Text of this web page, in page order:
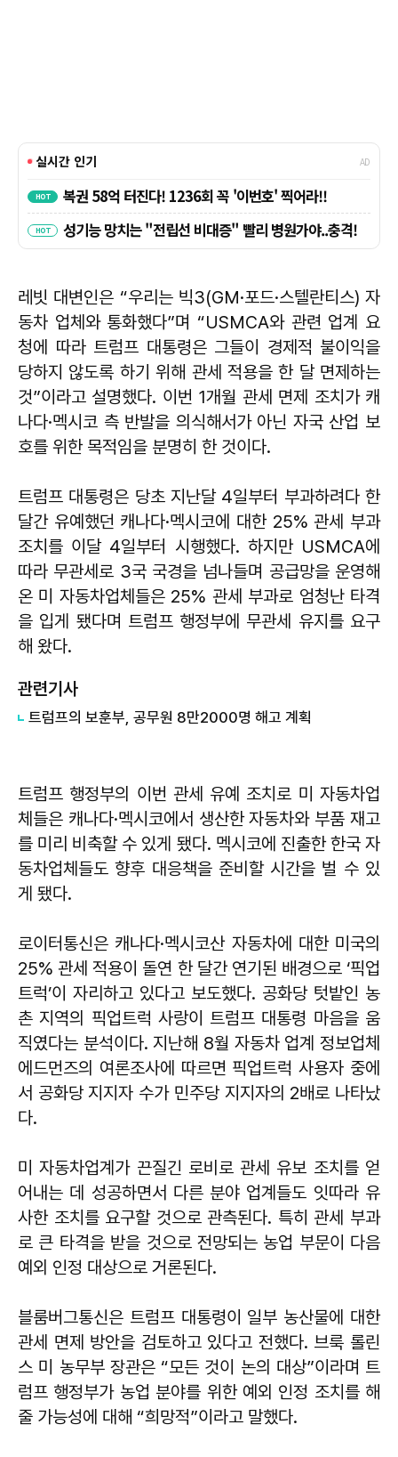
레빗 대변인은 “우리는 빅3(GM·포드·스텔란티스) 자
동차 업체와 통화했다”며 “USMCA와 관련 업계 요
청에 따라 트럼프 대통령은 그들이 경제적 불이익을
당하지 않도록 하기 위해 관세 적용을 한 달 면제하는
것”이라고 설명했다. 이번 1개월 관세 면제 조치가 캐
나다·멕시코 측 반발을 의식해서가 아닌 자국 산업 보
호를 위한 목적임을 분명히 한 것이다.
트럼프 대통령은 당초 지난달 4일부터 부과하려다 한
달간 유예했던 캐나다·멕시코에 대한 25% 관세 부과
조치를 이달 4일부터 시행했다. 하지만 USMCA에
따라 무관세로 3국 국경을 넘나들며 공급망을 운영해
온 미 자동차업체들은 25% 관세 부과로 엄청난 타격
을 입게 됐다며 트럼프 행정부에 무관세 유지를 요구
해 왔다.
관련기사
트럼프의 보훈부, 공무원 8만2000명 해고 계획
트럼프 행정부의 이번 관세 유예 조치로 미 자동차업
체들은 캐나다·멕시코에서 생산한 자동차와 부품 재고
를 미리 비축할 수 있게 됐다. 멕시코에 진출한 한국 자
동차업체들도 향후 대응책을 준비할 시간을 벌 수 있
게 됐다.
로이터통신은 캐나다·멕시코산 자동차에 대한 미국의
25% 관세 적용이 돌연 한 달간 연기된 배경으로 ‘픽업
트럭’이 자리하고 있다고 보도했다. 공화당 텃밭인 농
촌 지역의 픽업트럭 사랑이 트럼프 대통령 마음을 움
직였다는 분석이다. 지난해 8월 자동차 업계 정보업체
에드먼즈의 여론조사에 따르면 픽업트럭 사용자 중에
서 공화당 지지자 수가 민주당 지지자의 2배로 나타났
다.
미 자동차업계가 끈질긴 로비로 관세 유보 조치를 얻
어내는 데 성공하면서 다른 분야 업계들도 잇따라 유
사한 조치를 요구할 것으로 관측된다. 특히 관세 부과
로 큰 타격을 받을 것으로 전망되는 농업 부문이 다음
예외 인정 대상으로 거론된다.
블룸버그통신은 트럼프 대통령이 일부 농산물에 대한
관세 면제 방안을 검토하고 있다고 전했다. 브룩 롤린
스 미 농무부 장관은 “모든 것이 논의 대상”이라며 트
럼프 행정부가 농업 분야를 위한 예외 인정 조치를 해
줄 가능성에 대해 “희망적”이라고 말했다.